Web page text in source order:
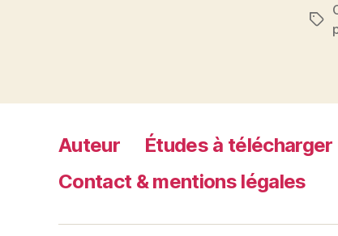
Auteur Études à télécharger
Contact & mentions légales